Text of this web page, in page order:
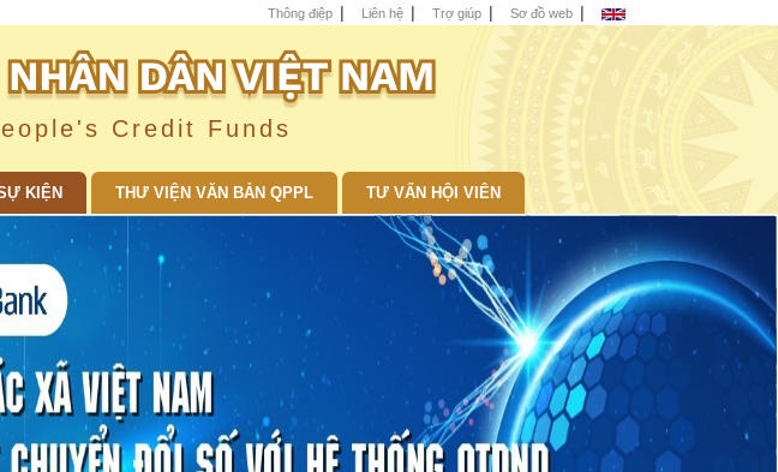
Thông điệp Liên hệ Trợ giúp Sơ đồ web
Credit Funds
KIỆN THƯ VIỆN VĂN BẢN QPPL TƯ VẤN HỘI VIÊN